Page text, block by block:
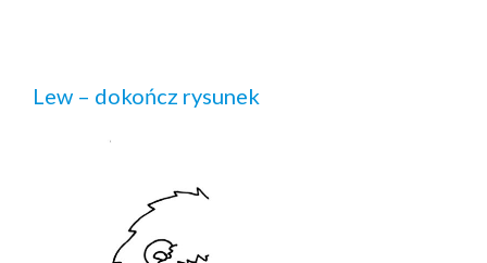
Lew – dokończ rysunek